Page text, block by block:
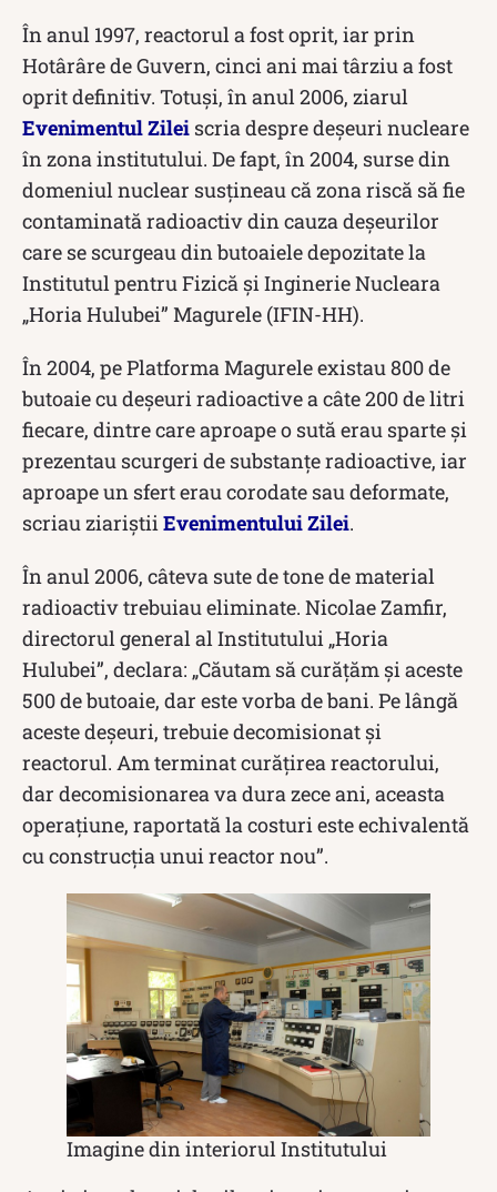
În anul 1997, reactorul a fost oprit, iar prin
Hotârâre de Guvern, cinci ani mai târziu a fost
oprit definitiv. Totuși, în anul 2006, ziarul
Evenimentul Zilei scria despre deșeuri nucleare
în zona institutului. De fapt, în 2004, surse din
domeniul nuclear susțineau că zona riscă să fie
contaminată radioactiv din cauza deșeurilor
care se scurgeau din butoaiele depozitate la
Institutul pentru Fizică și Inginerie Nucleara
„Horia Hulubei” Magurele (IFIN-HH).
În 2004, pe Platforma Magurele existau 800 de
butoaie cu deșeuri radioactive a câte 200 de litri
fiecare, dintre care aproape o sută erau sparte și
prezentau scurgeri de substanțe radioactive, iar
aproape un sfert erau corodate sau deformate,
scriau ziariștii Evenimentului Zilei.
În anul 2006, câteva sute de tone de material
radioactiv trebuiau eliminate. Nicolae Zamfir,
directorul general al Institutului „Horia
Hulubei”, declara: „Căutam să curățăm și aceste
500 de butoaie, dar este vorba de bani. Pe lângă
aceste deșeuri, trebuie decomisionat și
reactorul. Am terminat curățirea reactorului,
dar decomisionarea va dura zece ani, aceasta
operațiune, raportată la costuri este echivalentă
cu construcția unui reactor nou”.
Imagine din interiorul Institutului